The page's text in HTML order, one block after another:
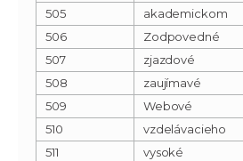
505
akademickom
506
Zodpovedné
507
zjazdové
508
zaujímavé
509
Webové
510
vzdelávacieho
511
vysoké